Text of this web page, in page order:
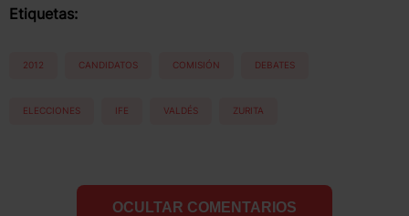
Etiquetas:
2012 CANDIDATOS COMISIÓN DEBATES
ELECCIONES IFE VALDÉS ZURITA
OCULTAR COMENTARIOS